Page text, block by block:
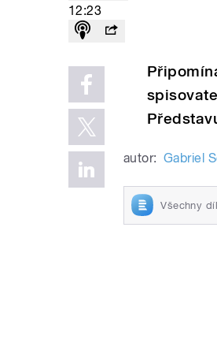
12:23
autor: Gabriel
Všechny